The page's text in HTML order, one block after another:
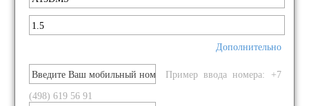
Дополнительно
Пример ввода номера: +7
(498) 619 56 91